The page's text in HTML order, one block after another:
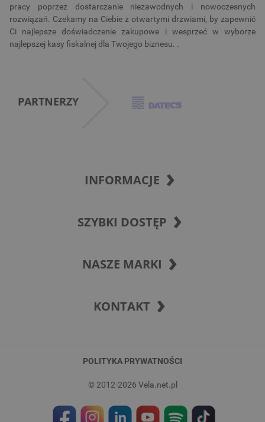
pracy poprzez dostarczanie niezawodnych i nowoczesnych
rozwiązań. Czekamy na Ciebie z otwartymi drzwiami, by zapewnić
Ci najlepsze doświadczenie zakupowe i wesprzeć w wyborze
najlepszej kasy fiskalnej dla Twojego biznesu. .
PARTNERZY
INFORMACJE
SZYBKI DOSTĘP
NASZE MARKI
KONTAKT
POLITYKA PRYWATNOŚCI
© 2012-2026 Vela.net.pl